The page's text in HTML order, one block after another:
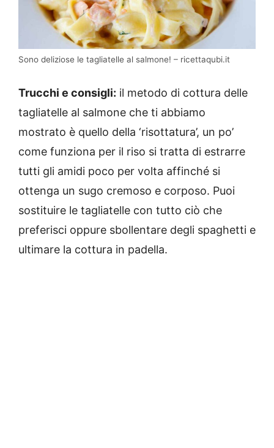
Sono deliziose le tagliatelle al salmone! – ricettaqubi.it
Trucchi e consigli: il metodo di cottura delle
tagliatelle al salmone che ti abbiamo
mostrato è quello della ‘risottatura’, un po’
come funziona per il riso si tratta di estrarre
tutti gli amidi poco per volta affinché si
ottenga un sugo cremoso e corposo. Puoi
sostituire le tagliatelle con tutto ciò che
preferisci oppure sbollentare degli spaghetti e
ultimare la cottura in padella.